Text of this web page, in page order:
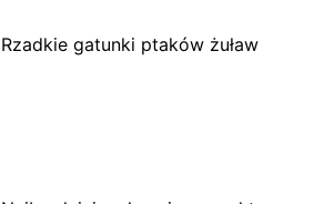
Rzadkie gatunki ptaków żuław